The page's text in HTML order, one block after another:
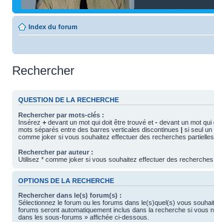
Index du forum
Rechercher
QUESTION DE LA RECHERCHE
Rechercher par mots-clés :
Insérez + devant un mot qui doit être trouvé et - devant un mot qui
mots séparés entre des barres verticales discontinues | si seul un
comme joker si vous souhaitez effectuer des recherches partielles.
Rechercher par auteur :
Utilisez * comme joker si vous souhaitez effectuer des recherches
OPTIONS DE LA RECHERCHE
Rechercher dans le(s) forum(s) :
Sélectionnez le forum ou les forums dans le(s)quel(s) vous
forums seront automatiquement inclus dans la recherche si vous
dans les sous-forums » affichée ci-dessous.